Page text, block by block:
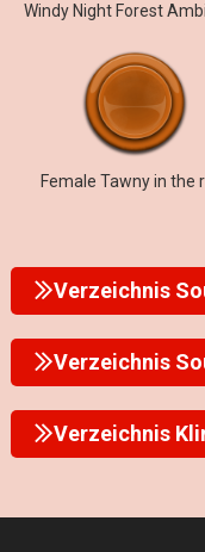
Windy Night Forest
Female Tawny in the
Verzeichnis
Verzeichnis
Verzeichnis